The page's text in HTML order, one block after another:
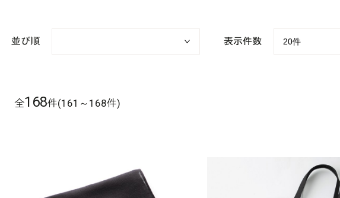
並び順 表示件数
全168件(161～168件)